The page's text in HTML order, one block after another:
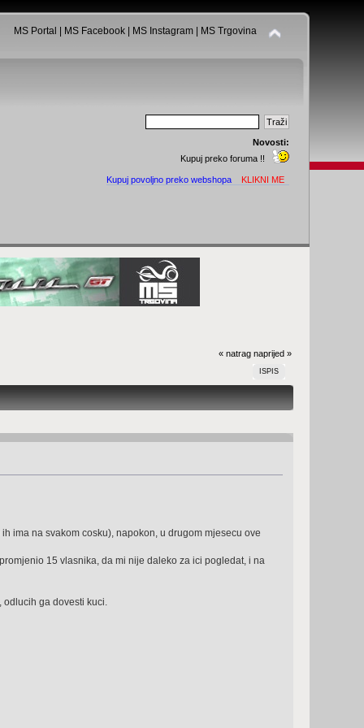
MS Portal MS Facebook| MS Instagram| MS Trgovina
Novosti:
Kupuj preko foruma !!
Kupuj povoljno preko webshopa KLIKNI ME
« natrag naprijed »
ISPIS
ima na svakom cosku), napokon, u drugom mjesecu ove
15 vlasnika, da mi nije daleko za ici pogledat, i na
odlucih ga dovesti kuci.